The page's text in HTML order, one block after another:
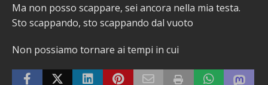
Ma non posso scappare, sei ancora nella mia testa.
Sto scappando, sto scappando dal vuoto
Non possiamo tornare ai tempi in cui